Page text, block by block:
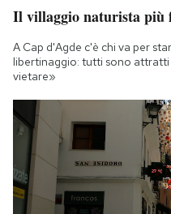
Il villaggio naturista più
A Cap d'Agde c'è chi va per
libertinaggio: tutti sono
vietare»